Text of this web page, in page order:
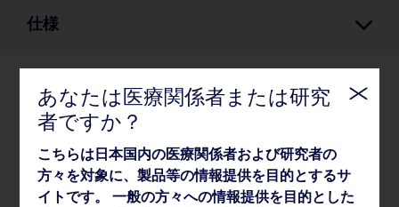
仕様
仕様
薬事・その他情報
あなたは医療関係者または研究
者ですか？
こちらは日本国内の医療関係者および研究者の
方々を対象に、製品等の情報提供を目的とするサ
イトです。 一般の方々への情報提供を目的とした